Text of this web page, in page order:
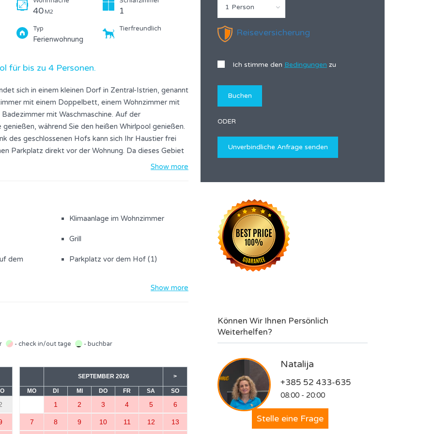
40 M2 1
Typ
Ferienwohnung
Tierfreundlich
für bis zu 4 Personen.
sich in einem kleinen Dorf in Zentral-Istrien, genannt
mit einem Doppelbett, einem Wohnzimmer mit
mit Waschmaschine. Auf der
während Sie den heißen Whirlpool genießen.
des geschlossenen Hofs kann sich Ihr Haustier frei
Parkplatz direkt vor der Wohnung. Da dieses Gebiet
Natur voller Grün genießen und genießen.
Show more
Klimaanlage im Wohnzimmer
Grill
dem
Parkplatz vor dem Hof (1)
Show more
- check in/out tage - buchbar
SEPTEMBER 2026 >
MO DI MI DO FR SA SO
1 2 3 4 5 6
7 8 9 10 11 12 13
1 Person
Reiseversicherung
Ich stimme den Bedingungen zu
ODER
Können Wir Ihnen Persönlich
Weiterhelfen?
Natalija
+385 52 433-635
08:00 - 20:00
Stelle eine Frage